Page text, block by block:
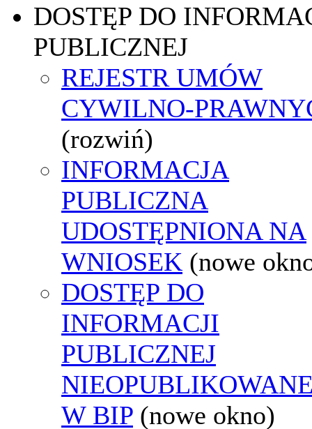
DOSTĘP DO
PUBLICZNEJ
REJESTR UMÓW
CYWILNO-
(rozwiń)
INFORMACJA
PUBLICZNA
UDOSTĘPNIONA NA
WNIOSEK (nowe
DOSTĘP DO
INFORMACJI
PUBLICZNEJ
W BIP (nowe okno)